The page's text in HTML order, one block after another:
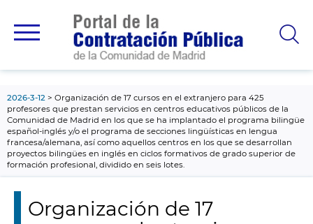
principal
2026-3-12
Organización de 17 cursos en el extranjero para 425
profesores que prestan servicios en centros educativos públicos de la
Comunidad de Madrid en los que se ha implantado el programa bilingüe
español-inglés y/o el programa de secciones lingüísticas en lengua
francesa/alemana, así como aquellos centros en los que se desarrollan
proyectos bilingües en inglés en ciclos formativos de grado superior de
formación profesional, dividido en seis lotes.
Organización de 17